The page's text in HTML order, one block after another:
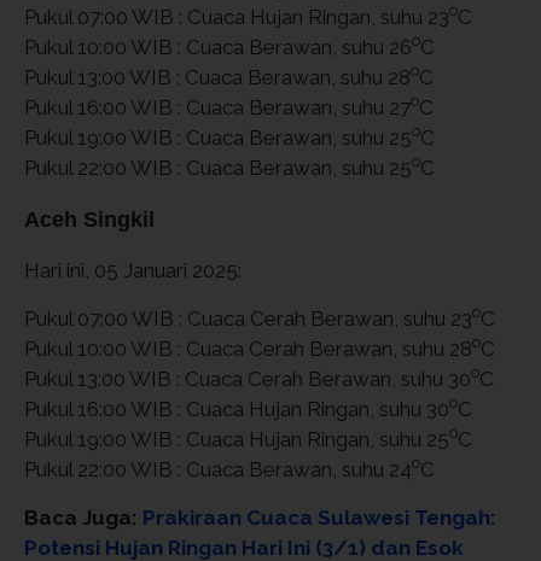
Pukul 07:00 WIB : Cuaca Hujan Ringan, suhu 23oC
Pukul 10:00 WIB : Cuaca Berawan, suhu 26oC
Pukul 13:00 WIB : Cuaca Berawan, suhu 28oC
Pukul 16:00 WIB : Cuaca Berawan, suhu 27oC
Pukul 19:00 WIB : Cuaca Berawan, suhu 25oC
Pukul 22:00 WIB : Cuaca Berawan, suhu 25oC
Aceh Singkil
Hari ini, 05 Januari 2025:
Pukul 07:00 WIB : Cuaca Cerah Berawan, suhu 23oC
Pukul 10:00 WIB : Cuaca Cerah Berawan, suhu 28oC
Pukul 13:00 WIB : Cuaca Cerah Berawan, suhu 30oC
Pukul 16:00 WIB : Cuaca Hujan Ringan, suhu 30oC
Pukul 19:00 WIB : Cuaca Hujan Ringan, suhu 25oC
Pukul 22:00 WIB : Cuaca Berawan, suhu 24oC
Baca Juga: Prakiraan Cuaca Sulawesi Tengah:
Potensi Hujan Ringan Hari Ini (3/1) dan Esok